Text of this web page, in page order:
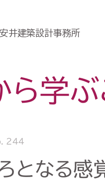
安井建築設計事務所
ら学ぶ
244
となる感